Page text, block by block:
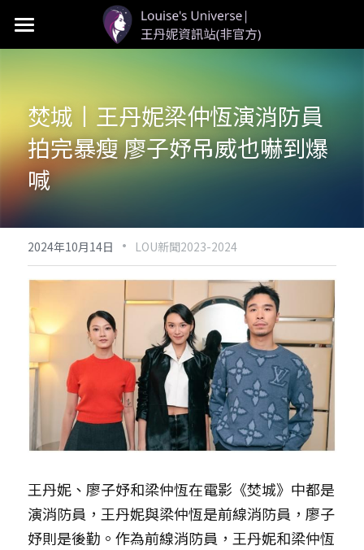
首頁
LOU新聞
LOU影視
焚城丨王丹妮梁仲恆演消防員
拍完暴瘦 廖子妤吊威也嚇到爆
喊
2024年10月14日 · LOU新聞2023-2024
王丹妮、廖子妤和梁仲恆在電影《焚城》中都是
演消防員，王丹妮與梁仲恆是前線消防員，廖子
妤則是後勤。作為前線消防員，王丹妮和梁仲恆